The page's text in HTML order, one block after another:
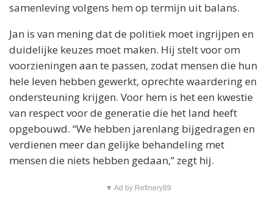
samenleving volgens hem op termijn uit balans.
Jan is van mening dat de politiek moet ingrijpen en
duidelijke keuzes moet maken. Hij stelt voor om
voorzieningen aan te passen, zodat mensen die hun
hele leven hebben gewerkt, oprechte waardering en
ondersteuning krijgen. Voor hem is het een kwestie
van respect voor de generatie die het land heeft
opgebouwd. “We hebben jarenlang bijgedragen en
verdienen meer dan gelijke behandeling met
mensen die niets hebben gedaan,” zegt hij.
▼ Ad by Refinery89